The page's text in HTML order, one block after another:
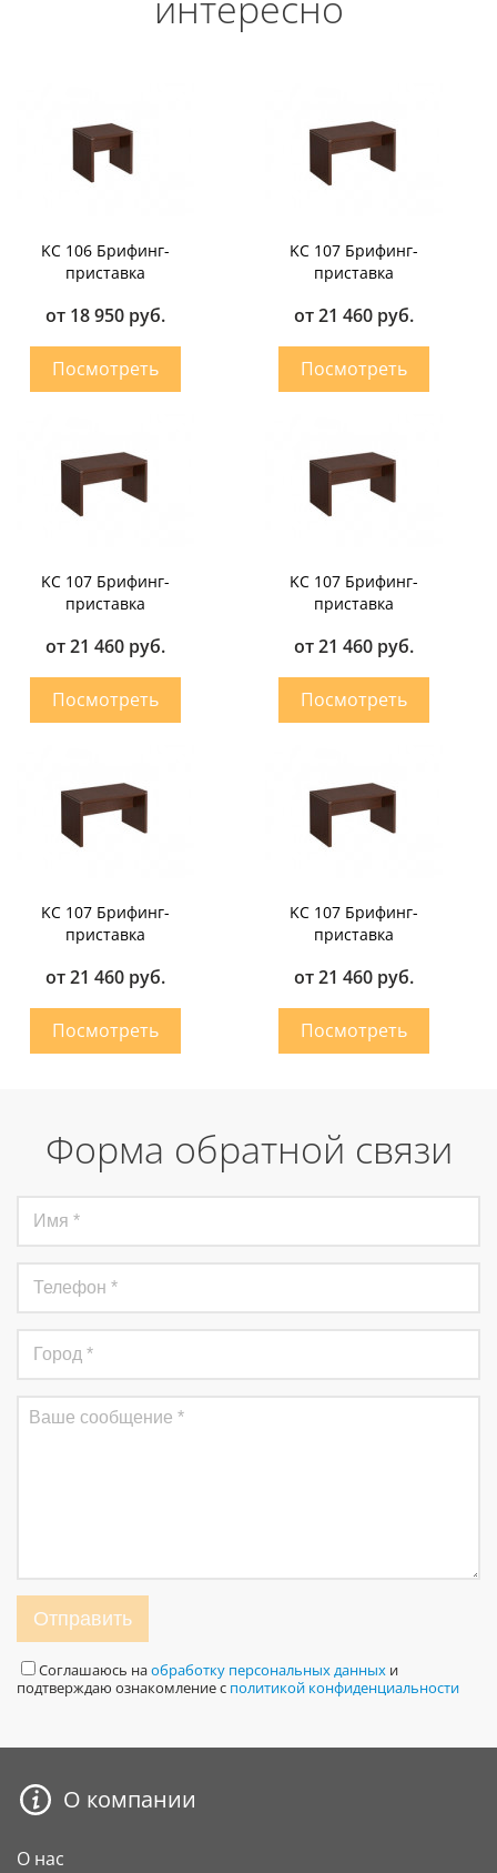
KC 106 Брифинг-
приставка
от 18 950 руб.
KC 107 Брифинг-
приставка
от 21 460 руб.
KC 107 Брифинг-
приставка
от 21 460 руб.
KC 107 Брифинг-
приставка
от 21 460 руб.
KC 107 Брифинг-
приставка
от 21 460 руб.
KC 107 Брифинг-
приставка
от 21 460 руб.
Форма обратной связи
Отправить
Соглашаюсь наобработку персональных данных и
подтверждаю ознакомление с политикой конфиденциальности
О компании
О нас